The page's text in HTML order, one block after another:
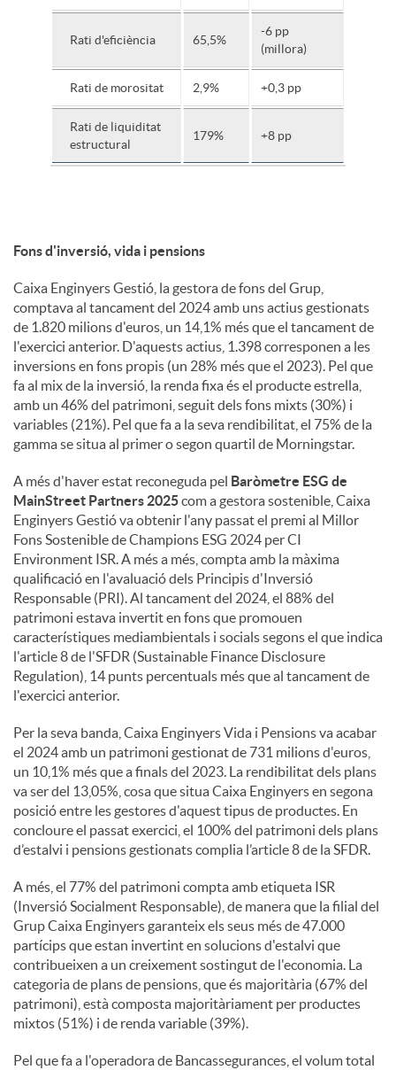
Rati d'eficiència 65,5%
-6 pp
(millora)
Rati de morositat 2,9% +0,3 pp
Rati de liquiditat
estructural
179% +8 pp
Fons d'inversió, vida i pensions
Caixa Enginyers Gestió, la gestora de fons del Grup,
comptava al tancament del 2024 amb uns actius gestionats
de 1.820 milions d'euros, un 14,1% més que el tancament de
l'exercici anterior. D'aquests actius, 1.398 corresponen a les
inversions en fons propis (un 28% més que el 2023). Pel que
fa al mix de la inversió, la renda fixa és el producte estrella,
amb un 46% del patrimoni, seguit dels fons mixts (30%) i
variables (21%). Pel que fa a la seva rendibilitat, el 75% de la
gamma se situa al primer o segon quartil de Morningstar.
A més d'haver estat reconeguda pel Baròmetre ESG de
MainStreet Partners 2025com a gestora sostenible, Caixa
Enginyers Gestió va obtenir l'any passat el premi al Millor
Fons Sostenible de Champions ESG 2024 per CI
Environment ISR. A més a més, compta amb la màxima
qualificació en l'avaluació dels Principis d'Inversió
Responsable (PRI). Al tancament del 2024, el 88% del
patrimoni estava invertit en fons que promouen
característiques mediambientals i socials segons el que indica
l'article 8 de l'SFDR (Sustainable Finance Disclosure
Regulation), 14 punts percentuals més que al tancament de
l'exercici anterior.
Per la seva banda, Caixa Enginyers Vida i Pensions va acabar
el 2024 amb un patrimoni gestionat de 731 milions d'euros,
un 10,1% més que a finals del 2023. La rendibilitat dels plans
va ser del 13,05%, cosa que situa Caixa Enginyers en segona
posició entre les gestores d'aquest tipus de productes. En
concloure el passat exercici, el 100% del patrimoni dels plans
d’estalvi i pensions gestionats complia l’article 8 de la SFDR.
A més, el 77% del patrimoni compta amb etiqueta ISR
(Inversió Socialment Responsable), de manera que la filial del
Grup Caixa Enginyers garanteix els seus més de 47.000
partícips que estan invertint en solucions d'estalvi que
contribueixen a un creixement sostingut de l'economia. La
categoria de plans de pensions, que és majoritària (67% del
patrimoni), està composta majoritàriament per productes
mixtos (51%) i de renda variable (39%).
Pel que fa a l'operadora de Bancassegurances, el volum total